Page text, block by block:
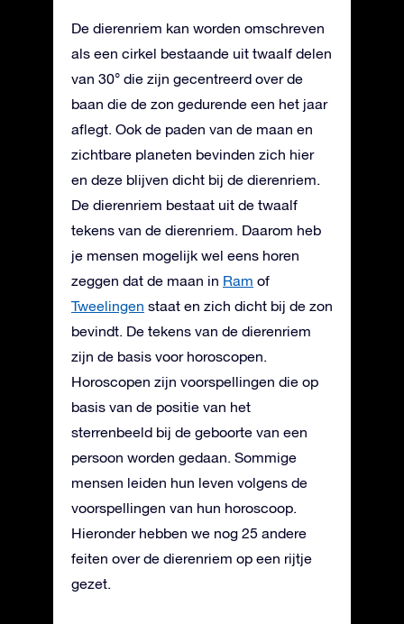
De dierenriem kan worden omschreven
als een cirkel bestaande uit twaalf delen
van 30° die zijn gecentreerd over de
baan die de zon gedurende een het jaar
aflegt. Ook de paden van de maan en
zichtbare planeten bevinden zich hier
en deze blijven dicht bij de dierenriem.
De dierenriem bestaat uit de twaalf
tekens van de dierenriem. Daarom heb
je mensen mogelijk wel eens horen
zeggen dat de maan in Ram of
Tweelingen staat en zich dicht bij de zon
bevindt. De tekens van de dierenriem
zijn de basis voor horoscopen.
Horoscopen zijn voorspellingen die op
basis van de positie van het
sterrenbeeld bij de geboorte van een
persoon worden gedaan. Sommige
mensen leiden hun leven volgens de
voorspellingen van hun horoscoop.
Hieronder hebben we nog 25 andere
feiten over de dierenriem op een rijtje
gezet.